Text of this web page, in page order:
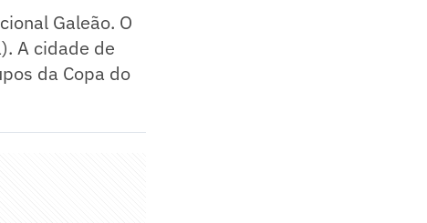
Galeão. O
A cidade de
da Copa do